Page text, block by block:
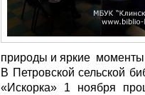
природы и яркие
В Петровской сельской
«Искорка» 1 ноября